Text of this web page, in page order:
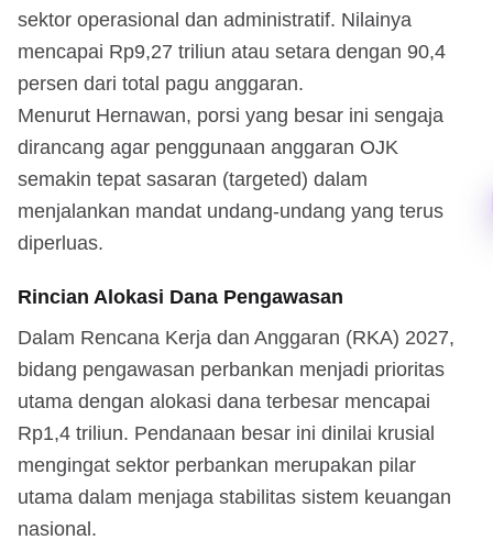
sektor operasional dan administratif. Nilainya
mencapai Rp9,27 triliun atau setara dengan 90,4
persen dari total pagu anggaran.
Menurut Hernawan, porsi yang besar ini sengaja
dirancang agar penggunaan anggaran OJK
semakin tepat sasaran (targeted) dalam
menjalankan mandat undang-undang yang terus
diperluas.
Rincian Alokasi Dana Pengawasan
Dalam Rencana Kerja dan Anggaran (RKA) 2027,
bidang pengawasan perbankan menjadi prioritas
utama dengan alokasi dana terbesar mencapai
Rp1,4 triliun. Pendanaan besar ini dinilai krusial
mengingat sektor perbankan merupakan pilar
utama dalam menjaga stabilitas sistem keuangan
nasional.